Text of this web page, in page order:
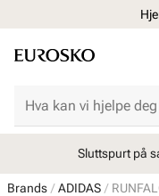
Sluttspurt på
Brands ADIDAS